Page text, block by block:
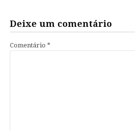
Deixe um comentário
Comentário *